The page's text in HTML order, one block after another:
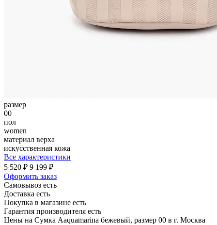
размер
00
пол
women
материал верха
искусственная кожа
Все характеристики
5 520 ₽ 9 199 ₽
Оформить заказ
Самовывоз есть
Доставка есть
Покупка в магазине есть
Гарантия производителя есть
Цены на Сумка Aaquamarina бежевый, размер 00 в г. Москва